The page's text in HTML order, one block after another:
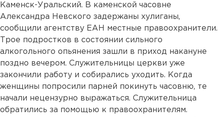
Каменск-Уральский. В каменской часовне
Александра Невского задержаны хулиганы,
сообщили агентству ЕАН местные правоохранители.
Трое подростков в состоянии сильного
алкогольного опьянения зашли в приход накануне
поздно вечером. Служительницы церкви уже
закончили работу и собирались уходить. Когда
женщины попросили парней покинуть часовню, те
начали нецензурно выражаться. Служительница
обратились за помощью к правоохранителям.